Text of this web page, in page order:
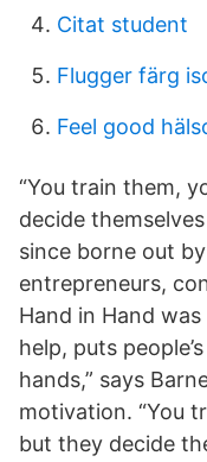
Citat student
Flugger färg
Feel good
“You train them,
decide
since borne out
entrepreneurs,
Hand in Hand
help, puts
hands,” says
motivation. “You
but they decide